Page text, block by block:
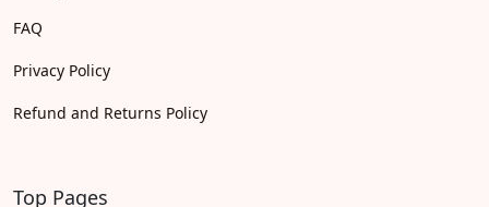
FAQ
Privacy Policy
Refund and Returns Policy
Top Pages